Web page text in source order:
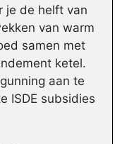
je de helft van
van warm
samen met
ketel.
aan te
ISDE subsidies